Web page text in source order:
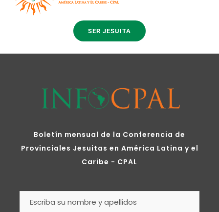
SER JESUITA
Boletín mensual de la Conferencia de
Provinciales Jesuitas en América Latina y el
Caribe - CPAL